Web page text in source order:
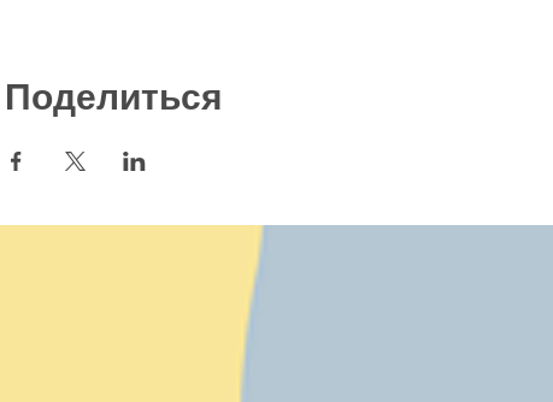
Поделиться